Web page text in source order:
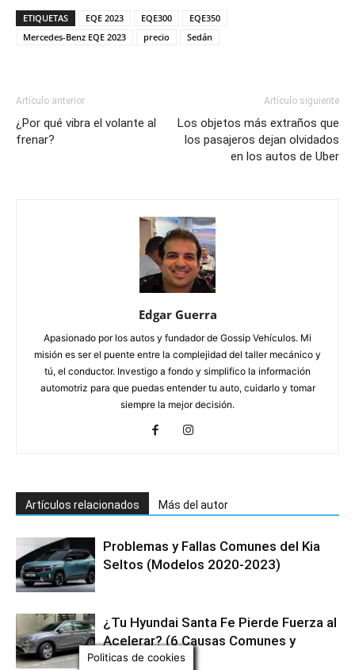
ETIQUETAS EQE 2023 EQE300
EQE350
Mercedes-Benz EQE 2023
precio Sedán
Artículo anterior
¿Por qué vibra el volante al
frenar?
Artículo siguiente
Los objetos más extraños que
los pasajeros dejan olvidados
en los autos de Uber
Edgar Guerra
Apasionado por los autos y fundador de Gossip Vehículos. Mi
misión es ser el puente entre la complejidad del taller mecánico y
tú, el conductor. Investigo a fondo y simplifico la información
automotriz para que puedas entender tu auto, cuidarlo y tomar
siempre la mejor decisión.
Artículos relacionados Más del autor
Problemas y Fallas Comunes del Kia
Seltos (Modelos 2020-2023)
¿Tu Hyundai Santa Fe Pierde Fuerza al
Acelerar? (6 Causas Comunes y
Soluciones)
Politicas de cookies